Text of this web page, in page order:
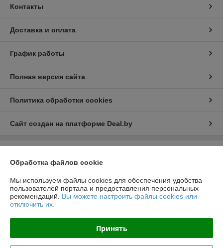
Контакты
Доставка и оплата
График работы
Полная версия сайта
Политика обработки cookies
Сайт создан на платформе Deal.by
222519, Беларусь, Минская обл., г.Борисов, ул.Днепровская д.58 к.7-34
Регистрационный номер ЕГР: 691923499
Регистрационный орган: Борисовский РИК
Обработка файлов cookie
Мы используем файлы cookies для обеспечения удобства
пользователей портала и предоставления персональных
рекомендаций. Вы можете настроить файлы cookies или
отключить их.
Принять